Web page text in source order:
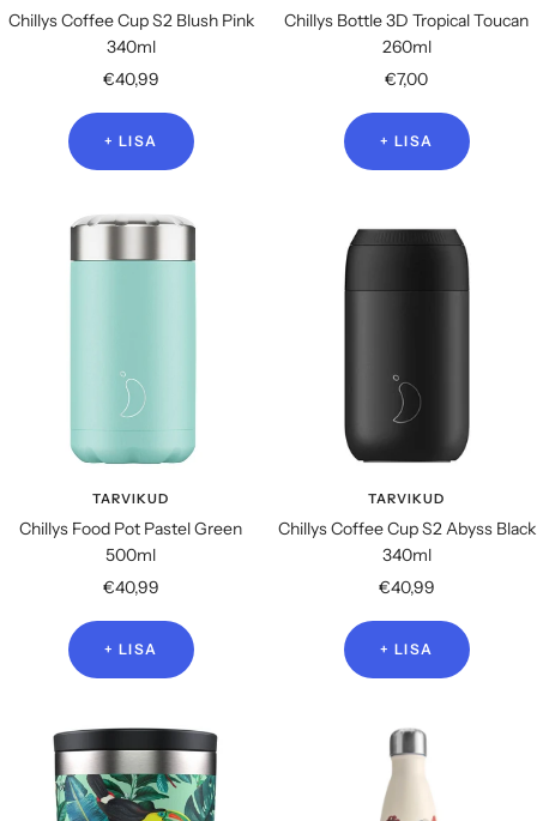
Chillys Coffee Cup S2 Blush Pink
340ml
Soodushind
€40,99
+ LISA
Chillys Bottle 3D Tropical Toucan
260ml
Soodushind
€7,00
+ LISA
TARVIKUD
Chillys Food Pot Pastel Green
500ml
Soodushind
€40,99
+ LISA
TARVIKUD
Chillys Coffee Cup S2 Abyss Black
340ml
Soodushind
€40,99
+ LISA